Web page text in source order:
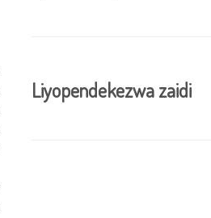
Liyopendekezwa zaidi